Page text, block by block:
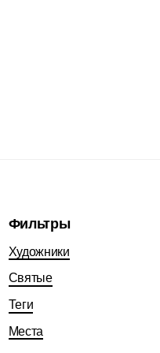
Фильтры
Художники
Святые
Теги
Места